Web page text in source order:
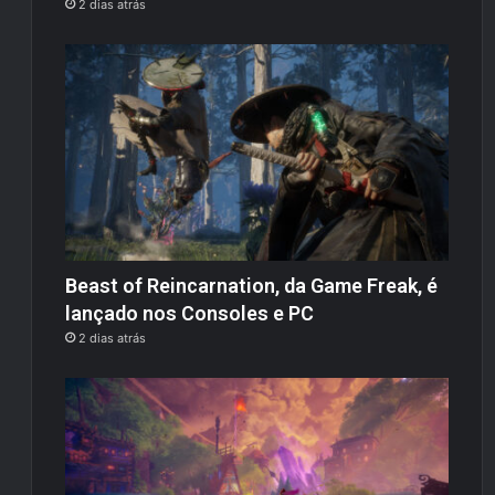
2 dias atrás
Beast of Reincarnation, da Game Freak, é
lançado nos Consoles e PC
2 dias atrás